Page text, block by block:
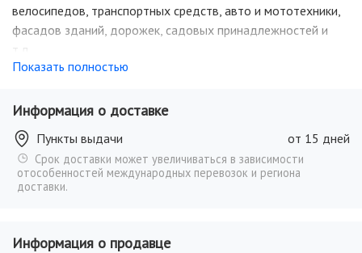
велосипедов, транспортных средств, авто и мототехники,
фасадов зданий, дорожек, садовых принадлежностей и
т.д.
Высокая производительность при малых размерах и малом
весе делают мойку мобильной и комфортной в работе, а
возможность забора воды даже из ёмкости делает её
удобной в любых условиях эксплуатации. Модельный ряд
моек Huter включает множество вариантов исполнения и
подходящий вариант.
Показать полностью
Информация о доставке
Пункты выдачи от 15 дней
Срок доставки может увеличиваться в зависимости
отособенностей международных перевозок и региона
доставки.
Информация о продавце